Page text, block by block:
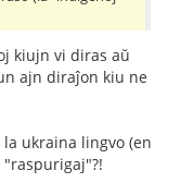
kiujn vi diras aŭ
ajn diraĵon kiu ne
ukraina lingvo (en